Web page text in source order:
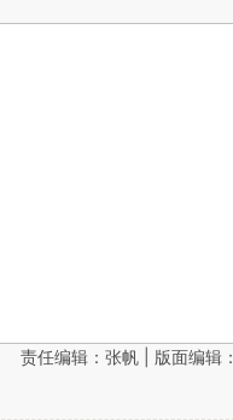
责任编辑：张帆 | 版面编辑